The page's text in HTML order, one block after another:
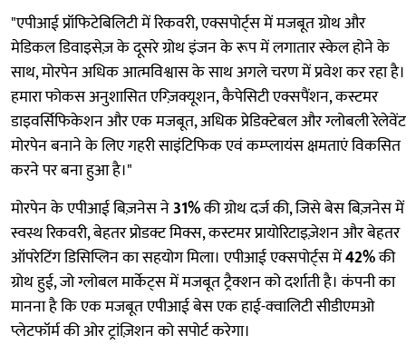
"एपीआई प्रॉफिटेबिलिटी में रिकवरी, एक्सपोर्ट्स में मजबूत ग्रोथ और
मेडिकल डिवाइसेज़ के दूसरे ग्रोथ इंजन के रूप में लगातार स्केल होने के
साथ, मोरपेन अधिक आत्मविश्वास के साथ अगले चरण में प्रवेश कर रहा है।
हमारा फोकस अनुशासित एग्ज़िक्यूशन, कैपेसिटी एक्सपैंशन, कस्टमर
डाइवर्सिफिकेशन और एक मजबूत, अधिक प्रेडिक्टेबल और ग्लोबली रेलेवेंट
मोरपेन बनाने के लिए गहरी साइंटिफिक एवं कम्प्लायंस क्षमताएं विकसित
करने पर बना हुआ है।"
मोरपेन के एपीआई बिज़नेस ने31%की ग्रोथ दर्ज की, जिसे बेस बिज़नेस में
स्वस्थ रिकवरी, बेहतर प्रोडक्ट मिक्स, कस्टमर प्रायोरिटाइज़ेशन और बेहतर
ऑपरेटिंग डिसिप्लिन का सहयोग मिला। एपीआई एक्सपोर्ट्स में42%की
ग्रोथ हुई, जो ग्लोबल मार्केट्स में मजबूत ट्रैक्शन को दर्शाती है। कंपनी का
मानना है कि एक मजबूत एपीआई बेस एक हाई-क्वालिटी सीडीएमओ
प्लेटफॉर्म की ओर ट्रांज़िशन को सपोर्ट करेगा।